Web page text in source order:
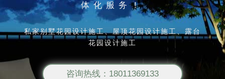
体化服务！
私家别墅花园设计施工、屋顶花园设计施工、露台
花园设计施工
咨询热线：18011369133